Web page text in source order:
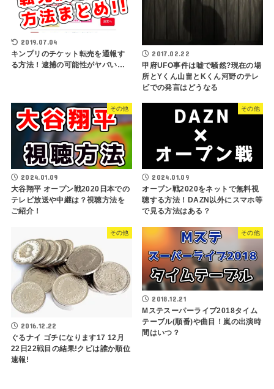
2019.07.04
キンプリのチケット転売を通報す
る方法！逮捕の可能性がヤバい…
2017.02.22
甲府UFO事件は嘘で騒然?現在の場
所とYくん山畠とKくん河野のテレ
ビでの発言はどうなる
その他
2024.01.09
大谷翔平 オープン戦2020日本での
テレビ放送や中継は？視聴方法を
ご紹介！
その他
2024.01.09
オープン戦2020をネットで無料視
聴する方法！DAZN以外にスマホ等
で見る方法はある？
その他
2016.12.22
ぐるナイ ゴチになります17 12月
22日22戦目の結果!クビは誰か順位
速報!
その他
2018.12.21
Mステスーパーライブ2018タイム
テーブル(順番)や曲目！嵐の出演時
間はいつ？